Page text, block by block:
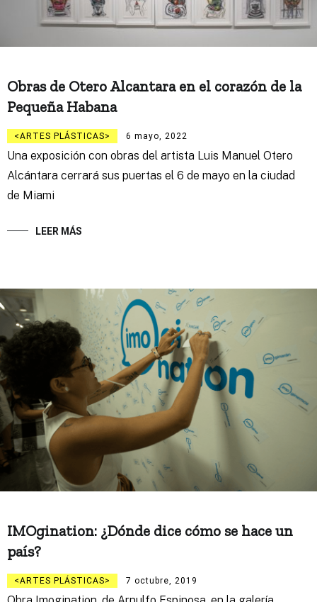
Obras de Otero Alcantara en el corazón de la
Pequeña Habana
ARTES PLÁSTICAS 6 mayo, 2022
Una exposición con obras del artista Luis Manuel Otero
Alcántara cerrará sus puertas el 6 de mayo en la ciudad
de Miami
LEER MÁS
IMOgination: ¿Dónde dice cómo se hace un
país?
ARTES PLÁSTICAS 7 octubre, 2019